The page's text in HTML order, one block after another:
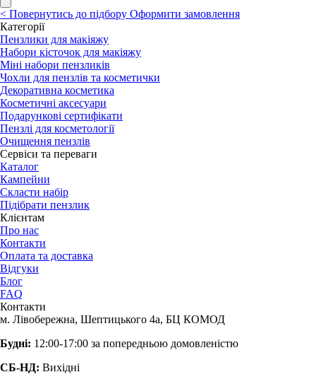
< Повернутись до підбору Оформити замовлення
Категорії
Пензлики для макіяжу
Набори кісточок для макіяжу
Міні набори пензликів
Чохли для пензлів та косметички
Декоративна косметика
Косметичні аксесуари
Подарункові сертифікати
Пензлі для косметології
Очищення пензлів
Сервіси та переваги
Каталог
Кампейни
Скласти набір
Підібрати пензлик
Клієнтам
Про нас
Контакти
Оплата та доставка
Відгуки
Блог
FAQ
Контакти
м. Лівобережна, Шептицького 4а, БЦ КОМОД
Будні: 12:00-17:00 за попередньою домовленістю
СБ-НД: Вихідні